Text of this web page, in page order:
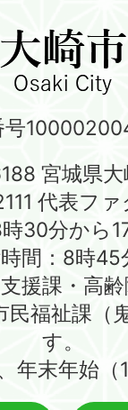
号
宮城県大
代表フ
30分から
間：8時
援課・高
民福祉課（
す。
年末年始